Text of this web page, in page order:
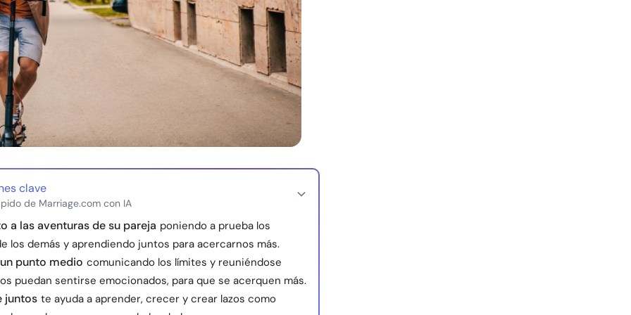
clave
de Marriage.com con IA
a las aventuras de su pareja poniendo a prueba los
los demás y aprendiendo juntos para acercarnos más.
punto medio comunicando los límites y reuniéndose
puedan sentirse emocionados, para que se acerquen más.
juntos te ayuda a aprender, crecer y crear lazos como